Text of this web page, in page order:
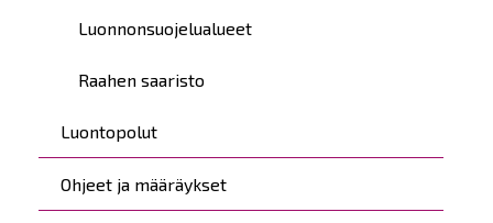
Luonnonsuojelualueet
Raahen saaristo
Luontopolut
Ohjeet ja määräykset